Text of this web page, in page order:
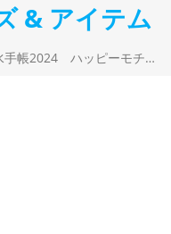
& アイテム
モチーフ ラッキーを持ち歩こう！ 李家 幽竹 (著)